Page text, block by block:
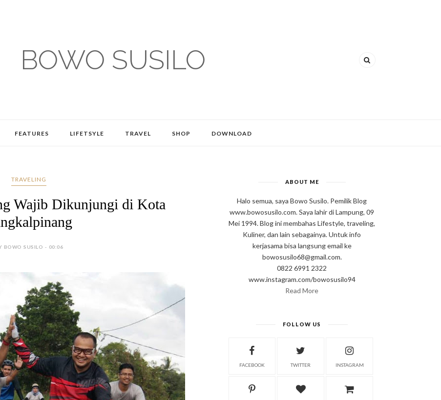
BOWO SUSILO
FEATURES LIFETSYLE TRAVEL SHOP DOWNLOAD
TRAVELING
Wajib Dikunjungi di Kota
BOWO SUSILO - 00:06
ABOUT ME
Halo semua, saya Bowo Susilo. Pemilik Blog
www.bowosusilo.com. Saya lahir di Lampung, 09
Mei 1994. Blog ini membahas Lifestyle, traveling,
Kuliner, dan lain sebagainya. Untuk info
kerjasama bisa langsung email ke
bowosusilo68@gmail.com.
0822 6991 2322
www.instagram.com/bowosusilo94
Read More
FOLLOW US
FACEBOOK TWITTER INSTAGRAM